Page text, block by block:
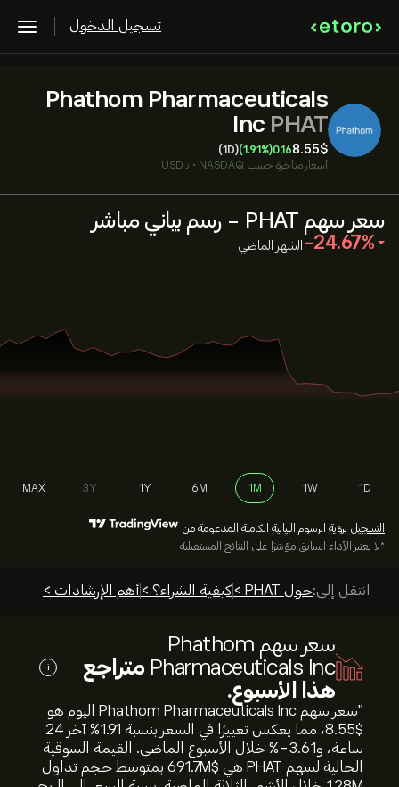
تسجيل الدخول
Phathom Pharmaceuticals
Inc PHAT
8.55‎$‎
0.16
(1.91%)
(1D)
أسعار متأخرة حسب NASDAQ
• بـ USD
سعر سهم PHAT - رسم بياني مباشر
‎-24.67‎ الشهر الماضي
1D
1W
1M
6M
1Y
3Y
MAX
التسجيل لرؤية الرسوم البيانية الكاملة المدعومة من
*لا يعتبر الأداء السابق مؤشرًا على النتائج المستقبلية
انتقل إلى:حول PHAT > كيفية الشراء؟ >أهم الإرشادات >
سعر سهم Phathom
Pharmaceuticals Inc متراجع
هذا الأسبوع.
i
"سعر سهم Phathom Pharmaceuticals Inc اليوم هو
8.55‎$‎، مما يعكس تغييرًا في السعر بنسبة ‎1.91‎% آخر 24
ساعة، و‎-3.61‎% خلال الأسبوع الماضي. القيمة السوقية
الحالية لسهم PHAT هي 691.7M‎$‎ بمتوسط حجم تداول